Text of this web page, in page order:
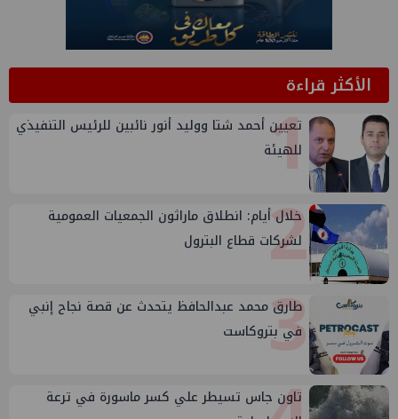
الأكثر قراءة1
تعيين أحمد شتا ووليد أنور نائبين للرئيس التنفيذي
للهيئة
2
خلال أيام: انطلاق ماراثون الجمعيات العمومية
لشركات قطاع البترول
3
طارق محمد عبدالحافظ يتحدث عن قصة نجاح إنبي
في بتروكاست
تاون جاس تسيطر علي كسر ماسورة في ترعة